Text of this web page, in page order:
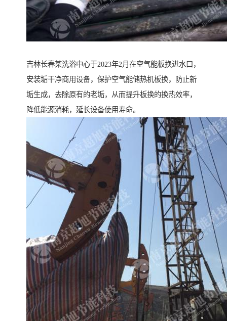
吉林长春某洗浴中心于2023年2月在空气能板换进水口，
安装垢干净商用设备，保护空气能储热机板换，防止新
垢生成，去除原有的老垢，从而提升板换的换热效率，
降低能源消耗，延长设备使用寿命。